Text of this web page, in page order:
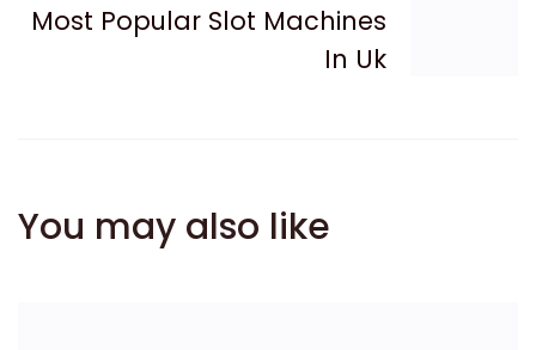
Most Popular Slot Machines
In Uk
You may also like